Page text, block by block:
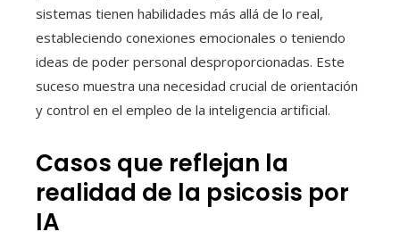
sistemas tienen habilidades más allá de lo real,
estableciendo conexiones emocionales o teniendo
ideas de poder personal desproporcionadas. Este
suceso muestra una necesidad crucial de orientación
y control en el empleo de la inteligencia artificial.
Casos que reflejan la
realidad de la psicosis por
IA